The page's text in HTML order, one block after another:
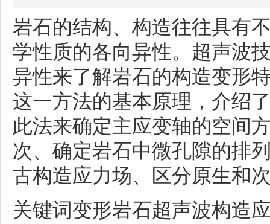
岩石的结构、构造往往具有
学性质的各向异性。超声波
异性来了解岩石的构造变形
这一方法的基本原理，介绍
此法来确定主应变轴的空间
次、确定岩石中微孔隙的排
古构造应力场、区分原生和
关键词变形岩石超声波构造